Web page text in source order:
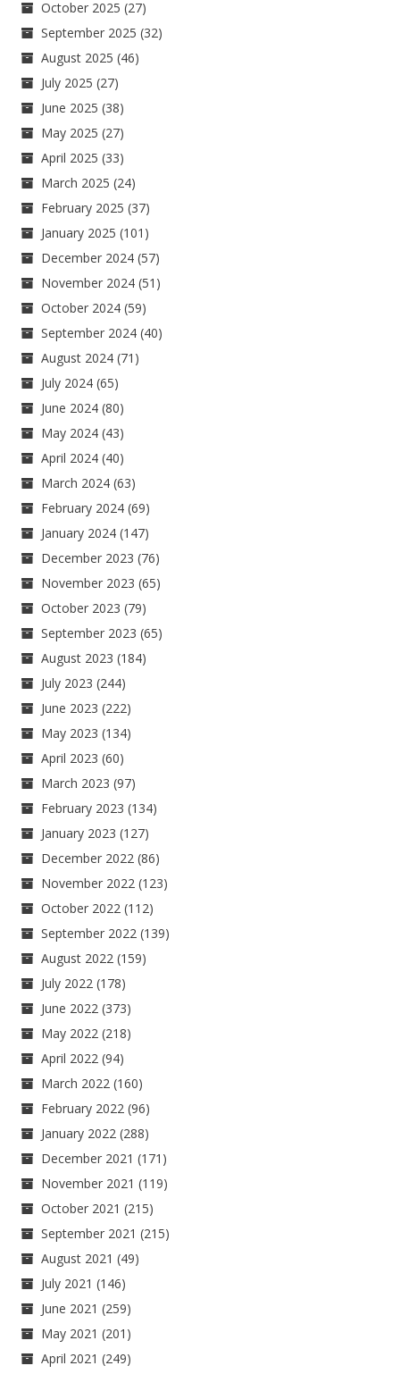
October 2025 (27)
September 2025 (32)
August 2025 (46)
July 2025 (27)
June 2025 (38)
May 2025 (27)
April 2025 (33)
March 2025 (24)
February 2025 (37)
January 2025 (101)
December 2024 (57)
November 2024 (51)
October 2024 (59)
September 2024 (40)
August 2024 (71)
July 2024 (65)
June 2024 (80)
May 2024 (43)
April 2024 (40)
March 2024 (63)
February 2024 (69)
January 2024 (147)
December 2023 (76)
November 2023 (65)
October 2023 (79)
September 2023 (65)
August 2023 (184)
July 2023 (244)
June 2023 (222)
May 2023 (134)
April 2023 (60)
March 2023 (97)
February 2023 (134)
January 2023 (127)
December 2022 (86)
November 2022 (123)
October 2022 (112)
September 2022 (139)
August 2022 (159)
July 2022 (178)
June 2022 (373)
May 2022 (218)
April 2022 (94)
March 2022 (160)
February 2022 (96)
January 2022 (288)
December 2021 (171)
November 2021 (119)
October 2021 (215)
September 2021 (215)
August 2021 (49)
July 2021 (146)
June 2021 (259)
May 2021 (201)
April 2021 (249)